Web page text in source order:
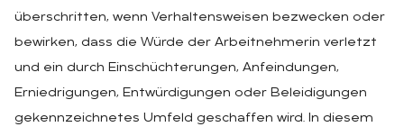
überschritten, wenn Verhaltensweisen bezwecken oder
bewirken, dass die Würde der Arbeitnehmerin verletzt
und ein durch Einschüchterungen, Anfeindungen,
Erniedrigungen, Entwürdigungen oder Beleidigungen
gekennzeichnetes Umfeld geschaffen wird. In diesem